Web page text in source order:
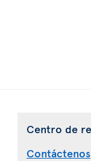
Centro de
Contáctenos